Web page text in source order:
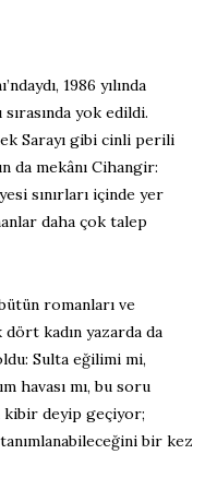
1986 yılında
yok edildi.
Sarayı gibi cinli perili
da mekânı Cihangir:
sınırları içinde yer
daha çok talep
bütün romanları ve
kadın yazarda da
Sulta eğilimi mi,
havası mı, bu soru
kibir deyip geçiyor;
bir kez